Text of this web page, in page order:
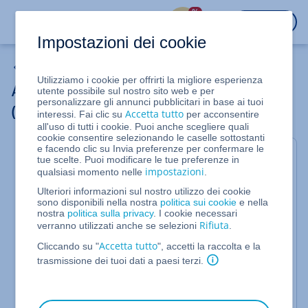
%
Archiviazione tramite IMAP
(Archiviazione e-mail)
Prima sincronizzazione
Dopo aver attivato Archiviazione e-mail per una
casella di posta elettronica, il contenuto della tua
casella di posta, comprese tutte le sottocartelle,
tranne quella della posta eliminata, viene trasferito
a un archivio tramite IMAP. Questo processo
potrebbe richiedere un po' di tempo a seconda
delle dimensioni della tua casella di posta
Impostazioni dei cookie
Utilizziamo i cookie per offrirti la migliore esperienza
utente possibile sul nostro sito web e per
personalizzare gli annunci pubblicitari in base ai tuoi
interessi. Fai clic suAccetta tutto per acconsentire
all'uso di tutti i cookie. Puoi anche scegliere quali
cookie consentire selezionando le caselle sottostanti
e facendo clic su Invia preferenze per confermare le
tue scelte. Puoi modificare le tue preferenze in
qualsiasi momento nelle impostazioni
Ulteriori informazioni sul nostro utilizzo dei cookie
sono disponibili nella nostra politica sui cookie e nella
nostra politica sulla privacy. I cookie necessari
verranno utilizzati anche se selezioni Rifiuta
Cliccando su "Accetta tutto", accetti la raccolta e la
trasmissione dei tuoi dati a paesi terzi.